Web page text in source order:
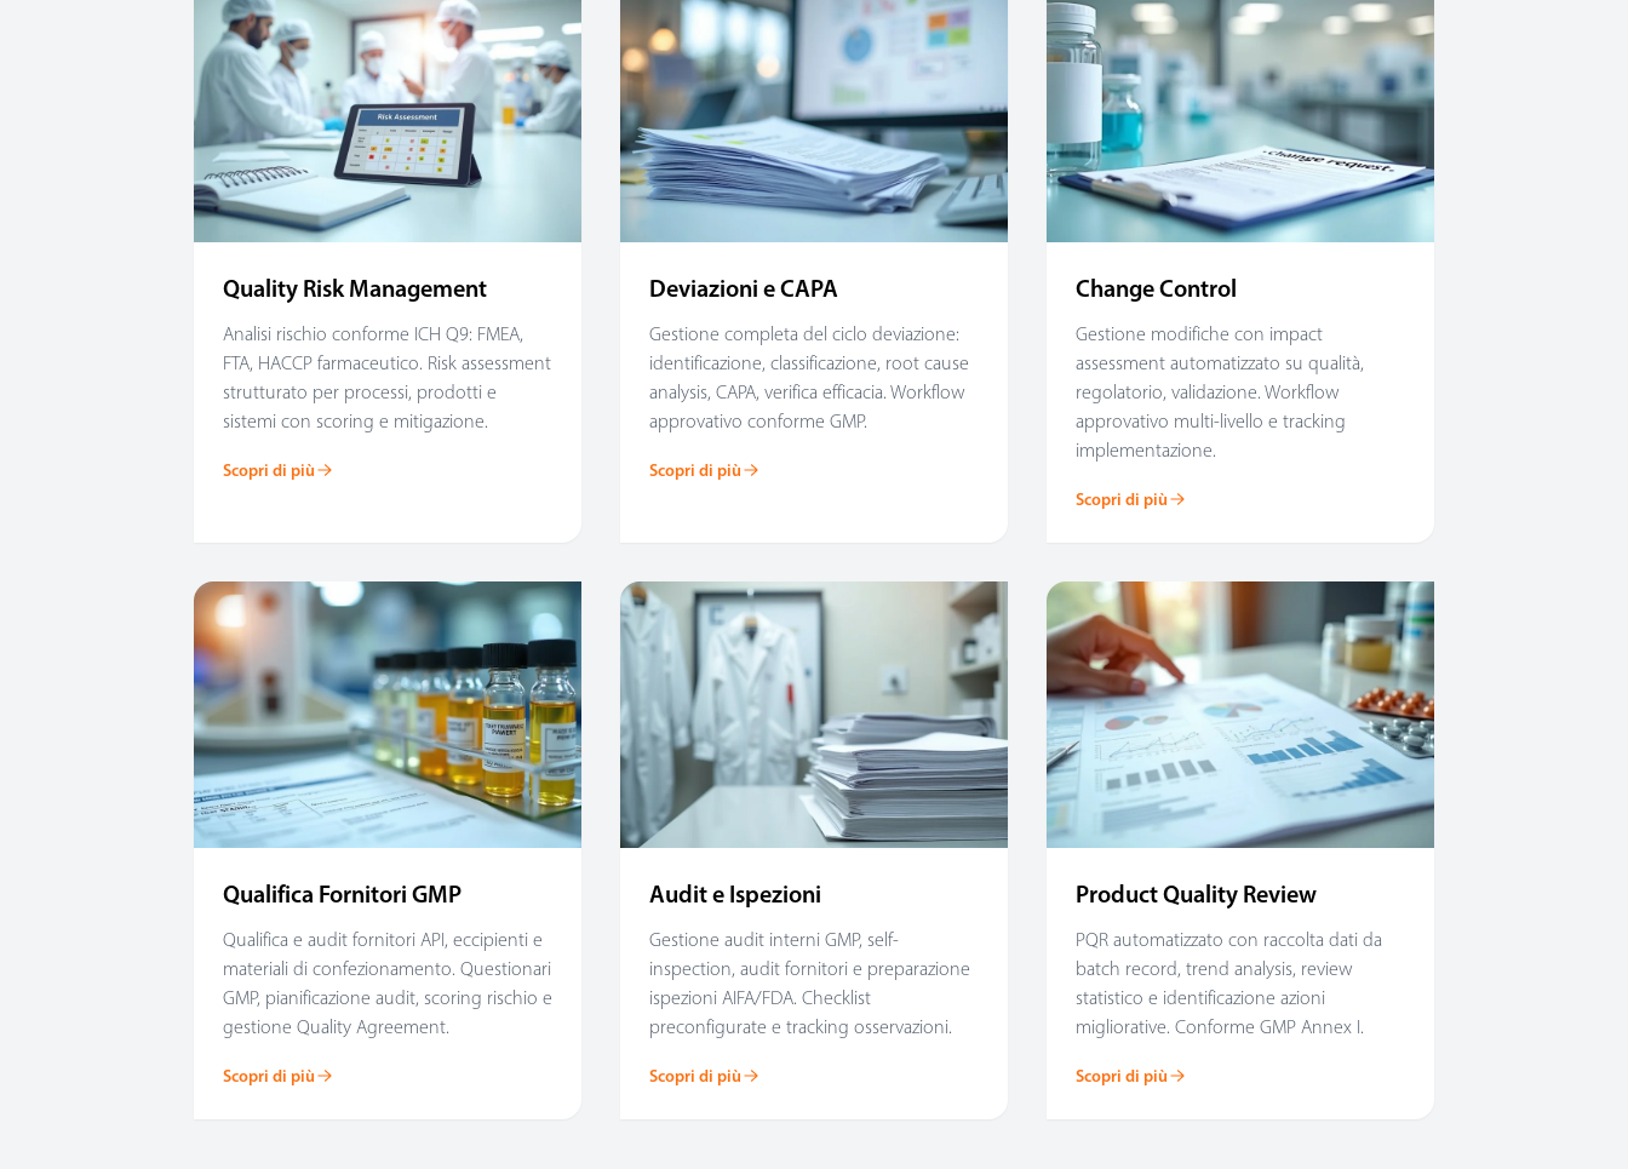
Quality Risk Management
Analisi rischio conforme ICH Q9: FMEA,
FTA, HACCP farmaceutico. Risk assessment
strutturato per processi, prodotti e
sistemi con scoring e mitigazione.
Scopri di più
Deviazioni e CAPA
Gestione completa del ciclo deviazione:
identificazione, classificazione, root cause
analysis, CAPA, verifica efficacia. Workflow
approvativo conforme GMP.
Scopri di più
Change Control
Gestione modifiche con impact
assessment automatizzato su qualità,
regolatorio, validazione. Workflow
approvativo multi-livello e tracking
implementazione.
Scopri di più
Qualifica Fornitori GMP
Qualifica e audit fornitori API, eccipienti e
materiali di confezionamento. Questionari
GMP, pianificazione audit, scoring rischio e
gestione Quality Agreement.
Scopri di più
Audit e Ispezioni
Gestione audit interni GMP, self-
inspection, audit fornitori e preparazione
ispezioni AIFA/FDA. Checklist
preconfigurate e tracking osservazioni.
Scopri di più
Product Quality Review
PQR automatizzato con raccolta dati da
batch record, trend analysis, review
statistico e identificazione azioni
migliorative. Conforme GMP Annex I.
Scopri di più